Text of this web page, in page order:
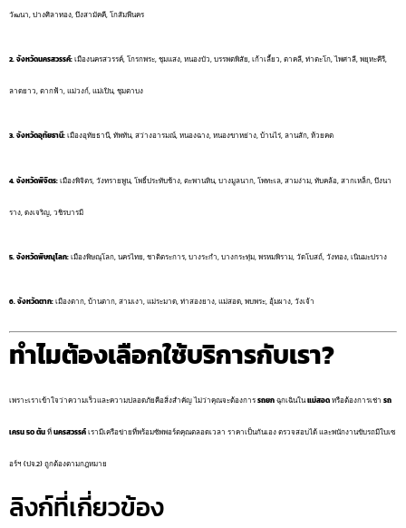
วัฒนา, ปางศิลาทอง, บึงสามัคคี, โกสัมพีนคร
2. จังหวัดนครสวรรค์:เมืองนครสวรรค์, โกรกพระ, ชุมแสง, หนองบัว, บรรพตพิสัย, เก้าเลี้ยว, ตาคลี, ท่าตะโก, ไพศาลี, พยุหะคีรี,
ลาดยาว, ตากฟ้า, แม่วงก์, แม่เปิน, ชุมตาบง
3. จังหวัดอุทัยธานี:เมืองอุทัยธานี, ทัพทัน, สว่างอารมณ์, หนองฉาง, หนองขาหย่าง, บ้านไร่, ลานสัก, ห้วยคต
4. จังหวัดพิจิตร:เมืองพิจิตร, วังทรายพูน, โพธิ์ประทับช้าง, ตะพานหิน, บางมูลนาก, โพทะเล, สามง่าม, ทับคล้อ, สากเหล็ก, บึงนา
ราง, ดงเจริญ, วชิรบารมี
5. จังหวัดพิษณุโลก:เมืองพิษณุโลก, นครไทย, ชาติตระการ, บางระกำ, บางกระทุ่ม, พรหมพิราม, วัดโบสถ์, วังทอง, เนินมะปราง
6. จังหวัดตาก:เมืองตาก, บ้านตาก, สามเงา, แม่ระมาด, ท่าสองยาง, แม่สอด, พบพระ, อุ้มผาง, วังเจ้า
ทำไมต้องเลือกใช้บริการกับเรา?
เพราะเราเข้าใจว่าความเร็วและความปลอดภัยคือสิ่งสำคัญ ไม่ว่าคุณจะต้องการรถยกฉุกเฉินในแม่สอดหรือต้องการเช่า รถ
เครน 50 ตันที่นครสวรรค์เรามีเครือข่ายที่พร้อมซัพพอร์ตคุณตลอดเวลา ราคาเป็นกันเอง ตรวจสอบได้ และพนักงานขับรถมีใบเซ
อร์ฯ (ปจ.2) ถูกต้องตามกฎหมาย
ลิงก์ที่เกี่ยวข้อง